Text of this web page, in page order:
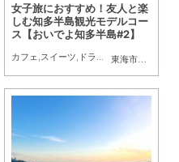
親子 東海市
,大府市
女子旅におすすめ！友人と楽
しむ知多半島観光モデルコー
ス【おいでよ知多半島#2】
カフェ,スイーツ, ドライブ ,旅行,観光